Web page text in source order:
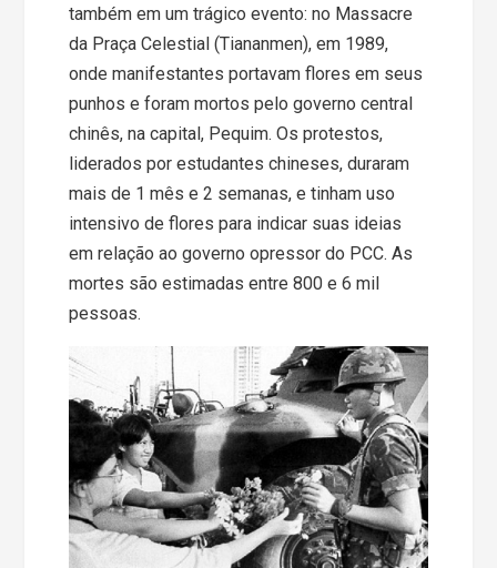
também em um trágico evento: no Massacre
da Praça Celestial (Tiananmen), em 1989,
onde manifestantes portavam flores em seus
punhos e foram mortos pelo governo central
chinês, na capital, Pequim. Os protestos,
liderados por estudantes chineses, duraram
mais de 1 mês e 2 semanas, e tinham uso
intensivo de flores para indicar suas ideias
em relação ao governo opressor do PCC. As
mortes são estimadas entre 800 e 6 mil
pessoas.